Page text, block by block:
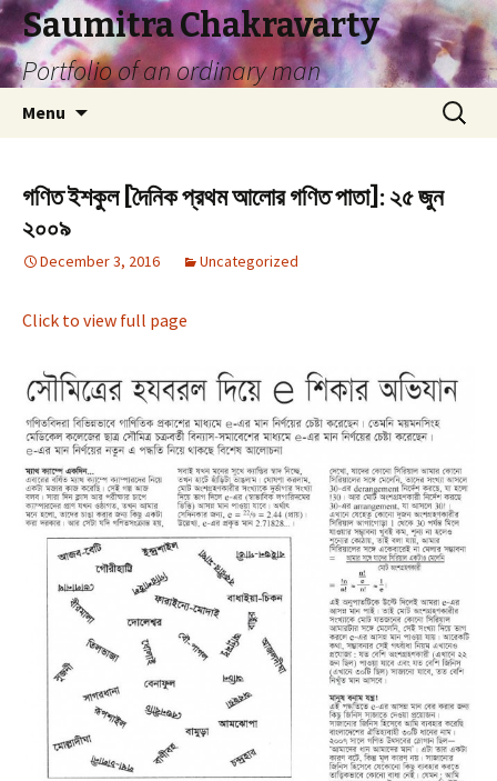
Saumitra Chakravarty
Portfolio of an ordinary man
Menu
Search
for:
গণিত ইশকুল [দৈনিক প্রথম আলোর গণিত পাতা]: ২৫ জুন
২০০৯
December 3, 2016 Uncategorized
Click to view full page